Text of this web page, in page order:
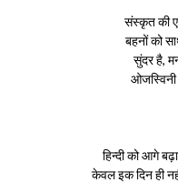
संस्कृत की
बहनों को
सुंदर है,
ओजस्विनी
हिन्दी को आगे
केवल इक दिन ही